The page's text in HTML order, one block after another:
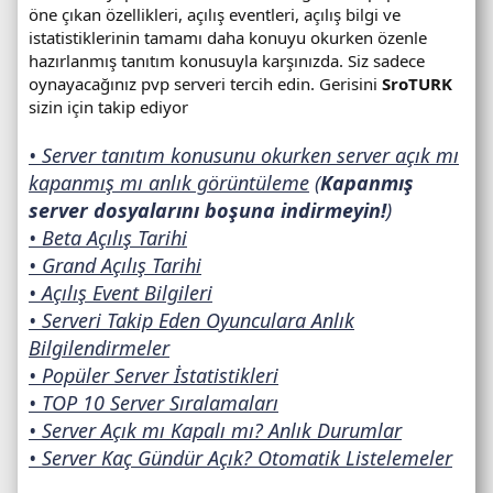
öne çıkan özellikleri, açılış eventleri, açılış bilgi ve
istatistiklerinin tamamı daha konuyu okurken özenle
hazırlanmış tanıtım konusuyla karşınızda. Siz sadece
oynayacağınız pvp serveri tercih edin. Gerisini SroTURK
sizin için takip ediyor
• Server tanıtım konusunu okurken server açık mı
kapanmış mı anlık görüntüleme (Kapanmış
server dosyalarını boşuna indirmeyin!)
• Beta Açılış Tarihi
• Grand Açılış Tarihi
• Açılış Event Bilgileri
• Serveri Takip Eden Oyunculara Anlık
Bilgilendirmeler
• Popüler Server İstatistikleri
• TOP 10 Server Sıralamaları
• Server Açık mı Kapalı mı? Anlık Durumlar
• Server Kaç Gündür Açık? Otomatik Listelemeler